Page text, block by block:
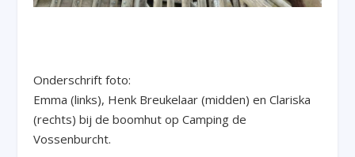
Onderschrift foto:
Emma (links), Henk Breukelaar (midden) en Clariska
(rechts) bij de boomhut op Camping de
Vossenburcht.